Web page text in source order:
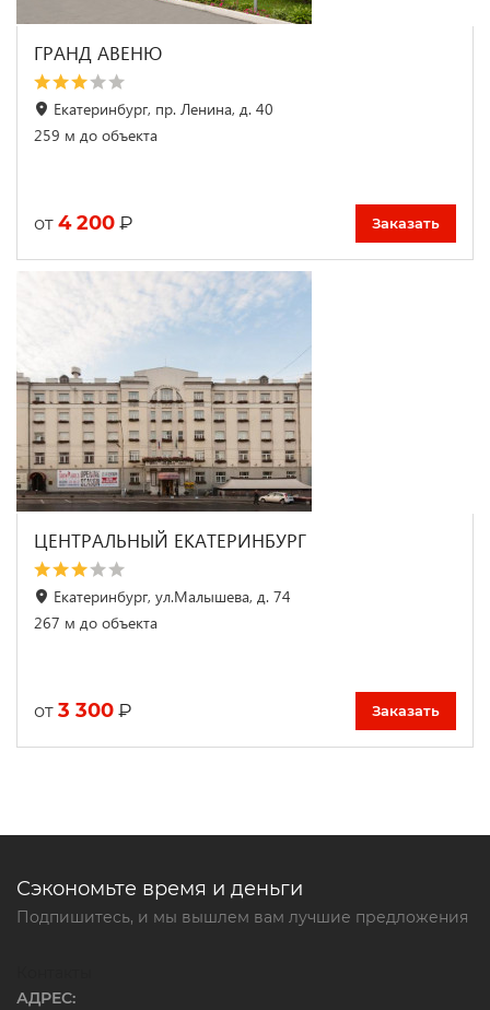
ГРАНД АВЕНЮ
Екатеринбург, пр. Ленина, д. 40
259 м до объекта
от 4 200 ₽ Заказать
ЦЕНТРАЛЬНЫЙ ЕКАТЕРИНБУРГ
Екатеринбург, ул.Малышева, д. 74
267 м до объекта
от 3 300 ₽ Заказать
Сэкономьте время и деньги
Подпишитесь, и мы вышлем вам лучшие предложения
АДРЕС: